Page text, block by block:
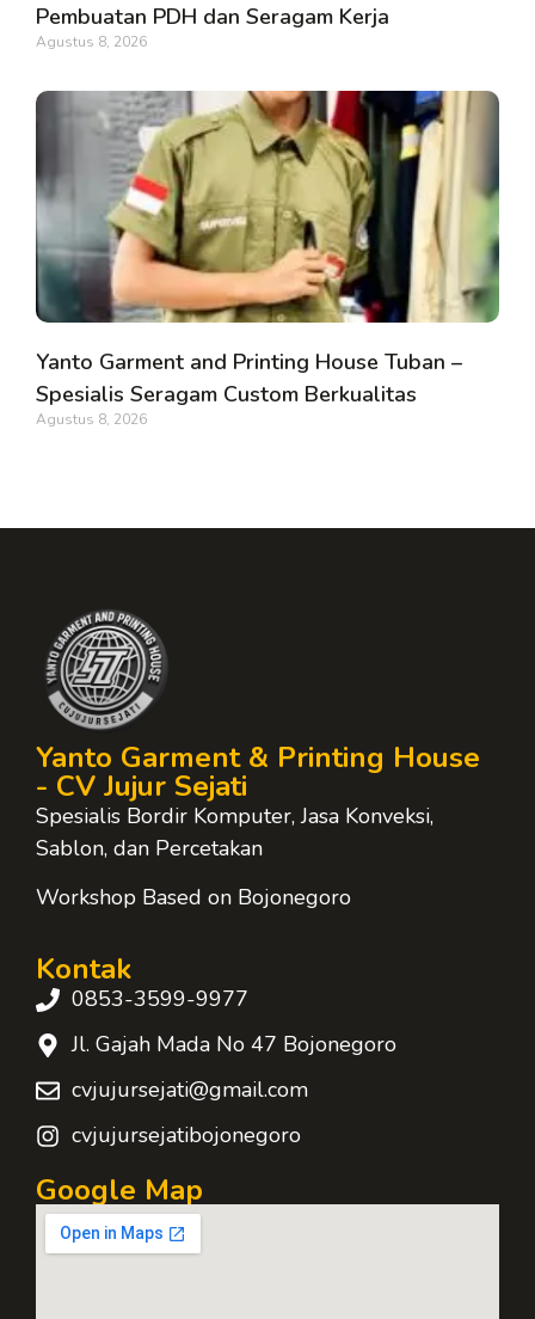
Pembuatan PDH dan Seragam Kerja
Agustus 8, 2026
Yanto Garment and Printing House Tuban –
Spesialis Seragam Custom Berkualitas
Agustus 8, 2026
Yanto Garment & Printing House
- CV Jujur Sejati
Spesialis Bordir Komputer, Jasa Konveksi,
Sablon, dan Percetakan
Workshop Based on Bojonegoro
Kontak
0853-3599-9977
Jl. Gajah Mada No 47 Bojonegoro
cvjujursejati@gmail.com
cvjujursejatibojonegoro
Google Map